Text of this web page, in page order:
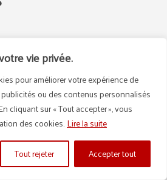
vie privée.
pour améliorer votre expérience de
ou des contenus personnalisés
cliquant sur « Tout accepter », vous
des cookies.Lire la suite
Tout rejeter Accepter tout
DEFI GROUP